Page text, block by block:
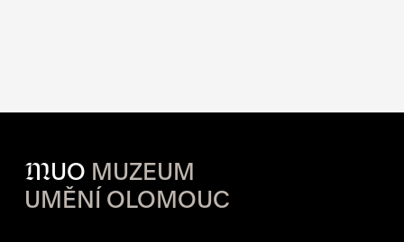
MUO MUZEUM
UMĚNÍ OLOMOUC